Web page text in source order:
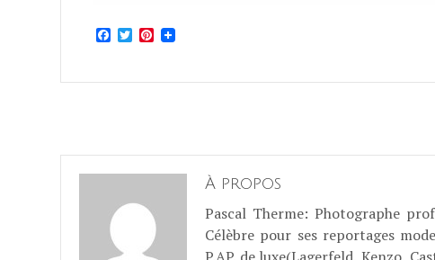
Facebook
TwitterPinterest
À propos
Pascal Therme: Photographe
Célèbre pour ses reportages